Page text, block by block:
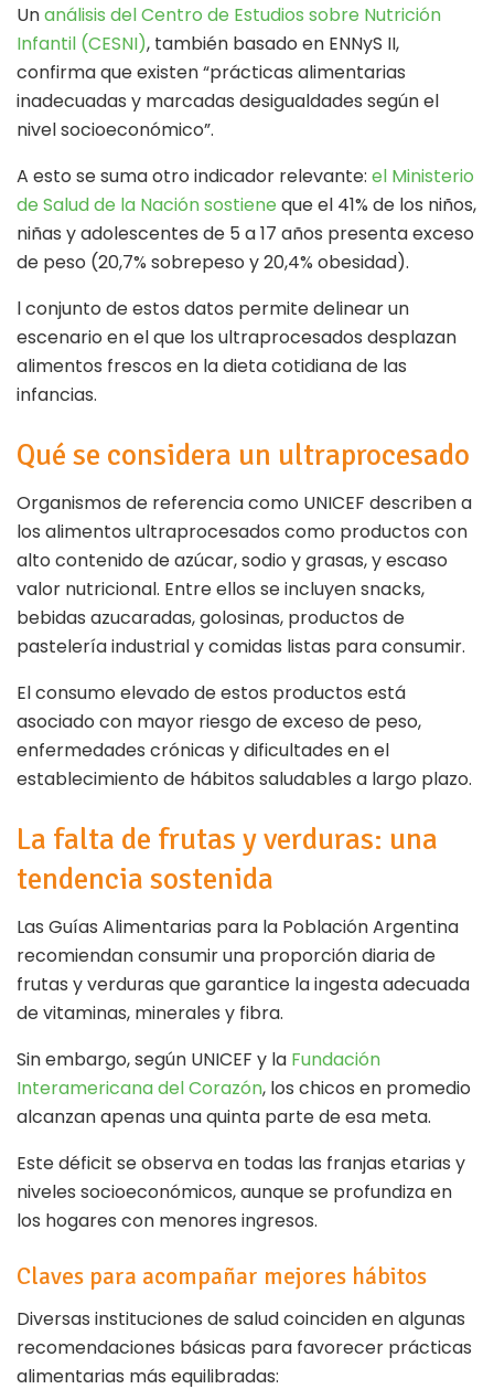
Unanálisis del Centro de Estudios sobre Nutrición
Infantil (CESNI), también basado en ENNyS II,
confirma que existen “prácticas alimentarias
inadecuadas y marcadas desigualdades según el
nivel socioeconómico”.
A esto se suma otro indicador relevante: el Ministerio
de Salud de la Nación sostiene que el 41% de los niños,
niñas y adolescentes de 5 a 17 años presenta exceso
de peso (20,7% sobrepeso y 20,4% obesidad).
l conjunto de estos datos permite delinear un
escenario en el que los ultraprocesados desplazan
alimentos frescos en la dieta cotidiana de las
infancias.
Qué se considera un ultraprocesado
Organismos de referencia como UNICEF describen a
los alimentos ultraprocesados como productos con
alto contenido de azúcar, sodio y grasas, y escaso
valor nutricional. Entre ellos se incluyen snacks,
bebidas azucaradas, golosinas, productos de
pastelería industrial y comidas listas para consumir.
El consumo elevado de estos productos está
asociado con mayor riesgo de exceso de peso,
enfermedades crónicas y dificultades en el
establecimiento de hábitos saludables a largo plazo.
La falta de frutas y verduras: una
tendencia sostenida
Las Guías Alimentarias para la Población Argentina
recomiendan consumir una proporción diaria de
frutas y verduras que garantice la ingesta adecuada
de vitaminas, minerales y fibra.
Sin embargo, según UNICEF y la Fundación
Interamericana del Corazón, los chicos en promedio
alcanzan apenas una quinta parte de esa meta.
Este déficit se observa en todas las franjas etarias y
niveles socioeconómicos, aunque se profundiza en
los hogares con menores ingresos.
Claves para acompañar mejores hábitos
Diversas instituciones de salud coinciden en algunas
recomendaciones básicas para favorecer prácticas
alimentarias más equilibradas: